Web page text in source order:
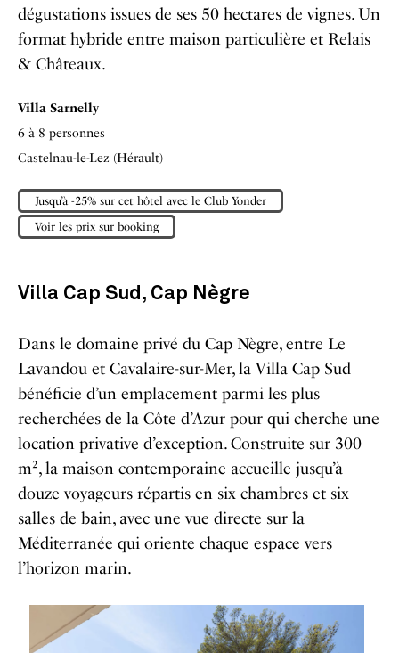
dégustations issues de ses 50 hectares de vignes. Un
format hybride entre maison particulière et Relais
& Châteaux.
Villa Sarnelly
6 à 8 personnes
Castelnau-le-Lez (Hérault)
Jusqu’à -25% sur cet hôtel avec le Club Yonder
Voir les prix sur booking
Villa Cap Sud, Cap Nègre
Dans le domaine privé du Cap Nègre, entre Le
Lavandou et Cavalaire-sur-Mer, la Villa Cap Sud
bénéficie d’un emplacement parmi les plus
recherchées de la Côte d’Azur pour qui cherche une
location privative d’exception. Construite sur 300
m², la maison contemporaine accueille jusqu’à
douze voyageurs répartis en six chambres et six
salles de bain, avec une vue directe sur la
Méditerranée qui oriente chaque espace vers
l’horizon marin.